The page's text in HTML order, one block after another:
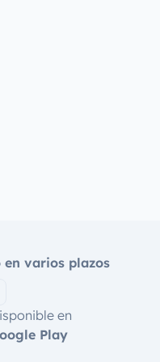
en varios plazos
en
Play